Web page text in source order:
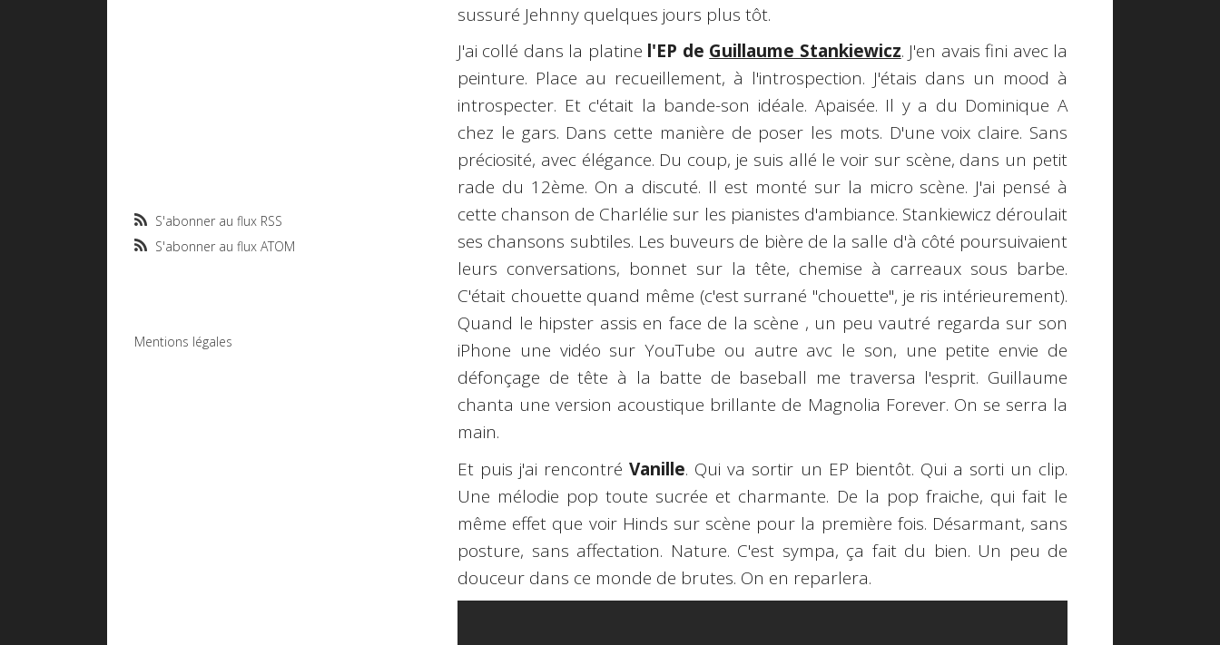
S'abonner au flux RSS
S'abonner au flux ATOM
Mentions légales
sussuré Jehnny quelques jours plus tôt.
J'ai collé dans la platine l'EP de Guillaume Stankiewicz. J'en avais fini avec la
peinture. Place au recueillement, à l'introspection. J'étais dans un mood à
introspecter. Et c'était la bande-son idéale. Apaisée. Il y a du Dominique A
chez le gars. Dans cette manière de poser les mots. D'une voix claire. Sans
préciosité, avec élégance. Du coup, je suis allé le voir sur scène, dans un petit
rade du 12ème. On a discuté. Il est monté sur la micro scène. J'ai pensé à
cette chanson de Charlélie sur les pianistes d'ambiance. Stankiewicz déroulait
ses chansons subtiles. Les buveurs de bière de la salle d'à côté poursuivaient
leurs conversations, bonnet sur la tête, chemise à carreaux sous barbe.
C'était chouette quand même (c'est surrané "chouette", je ris intérieurement).
Quand le hipster assis en face de la scène , un peu vautré regarda sur son
iPhone une vidéo sur YouTube ou autre avc le son, une petite envie de
défonçage de tête à la batte de baseball me traversa l'esprit. Guillaume
chanta une version acoustique brillante de Magnolia Forever. On se serra la
main.
Et puis j'ai rencontréVanille. Qui va sortir un EP bientôt. Qui a sorti un clip.
Une mélodie pop toute sucrée et charmante. De la pop fraiche, qui fait le
même effet que voir Hinds sur scène pour la première fois. Désarmant, sans
posture, sans affectation. Nature. C'est sympa, ça fait du bien. Un peu de
douceur dans ce monde de brutes. On en reparlera.